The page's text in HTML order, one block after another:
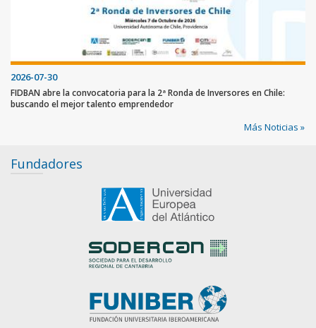
2026-07-30
FIDBAN abre la convocatoria para la 2ª Ronda de Inversores en Chile:
buscando el mejor talento emprendedor
Más Noticias »
Fundadores